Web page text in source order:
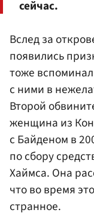
сейчас.
Вслед за
появились
тоже
с ними в
Второй
женщина из
с Байденом в
по сбору
Хаймса. Она
что во время
странное.